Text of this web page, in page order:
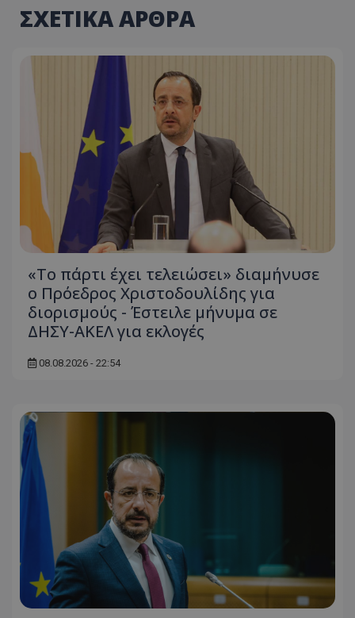
ΣΧΕΤΙΚΑ ΑΡΘΡΑ
«Το πάρτι έχει τελειώσει» διαμήνυσε
ο Πρόεδρος Χριστοδουλίδης για
διορισμούς - Έστειλε μήνυμα σε
ΔΗΣΥ-ΑΚΕΛ για εκλογές
08.08.2026 - 22:54